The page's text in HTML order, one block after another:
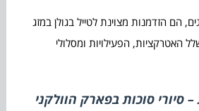
הם הזדמנות מצוינת לטייל בגולן במזג
האטרקציות, הפעילויות ומסלולי
סיורי סוכות בפארק הוולקני